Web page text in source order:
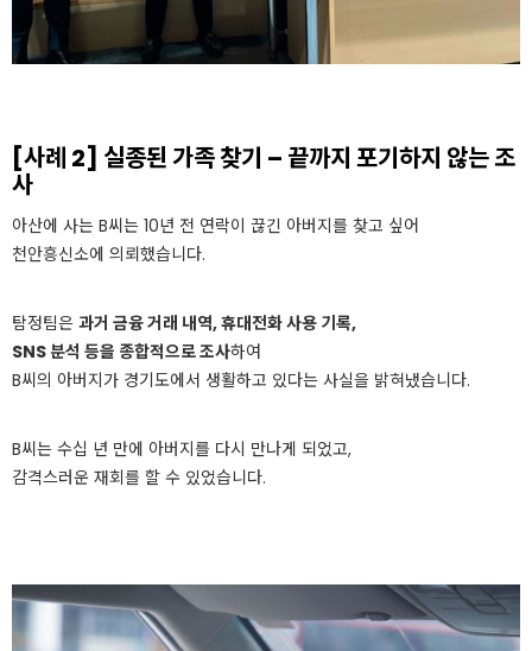
[사례 2] 실종된 가족 찾기 – 끝까지 포기하지 않는 조
사
아산에 사는 B씨는 10년 전 연락이 끊긴 아버지를 찾고 싶어
천안흥신소에 의뢰했습니다.
탐정팀은 과거 금융 거래 내역, 휴대전화 사용 기록,
SNS 분석 등을 종합적으로 조사하여
B씨의 아버지가 경기도에서 생활하고 있다는 사실을 밝혀냈습니다.
B씨는 수십 년 만에 아버지를 다시 만나게 되었고,
감격스러운 재회를 할 수 있었습니다.